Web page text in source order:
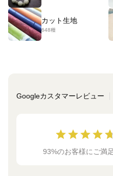
カット生地
648種
Googleカスタマーレビュー
93%のお客様にご満